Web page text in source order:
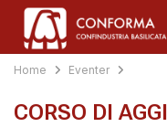
Home Eventer
CORSO DI